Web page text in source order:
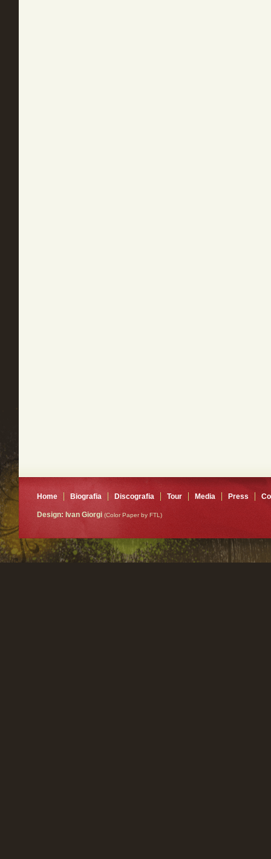
Home Biografia Discografia Tour Media Press
Design: Ivan Giorgi(Color Paper by FTL)